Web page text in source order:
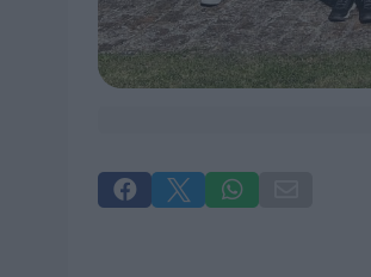
  